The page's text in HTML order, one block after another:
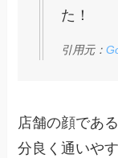
た！
引用元：
店舗の顔であ
分良く通いや